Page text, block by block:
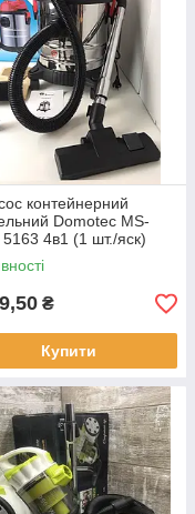
контейнерний
Domotec MS-
4в1 (1 шт./яск)
₴
Купити